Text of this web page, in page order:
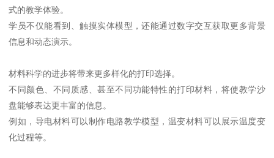
式的教学体验。
学员不仅能看到、触摸实体模型，还能通过数字交互获取更多背景
信息和动态演示。
材料科学的进步将带来更多样化的打印选择。
不同颜色、不同质感、甚至不同功能特性的打印材料，将使教学沙
盘能够表达更丰富的信息。
例如，导电材料可以制作电路教学模型，温变材料可以展示温度变
化过程等。